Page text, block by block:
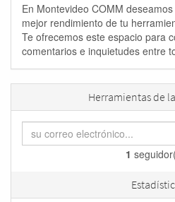
En Montevideo COMM
mejor rendimiento de tu
Te ofrecemos este espacio para
comentarios e inquietudes entre
Herramientas de
1